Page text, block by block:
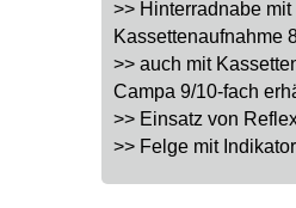
>> Hinterradnabe mit
Kassettenaufnahme
>> auch mit
Campa 9/10-fach
>> Einsatz von
>> Felge mit